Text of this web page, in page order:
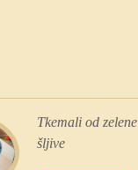
Tkemali od zelene
šljive